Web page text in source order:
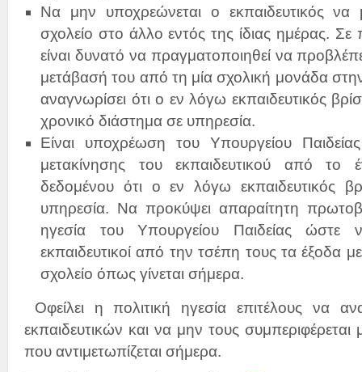
Να μην υποχρεώνεται ο εκπαιδευτικός να
σχολείο στο άλλο εντός της ίδιας ημέρας.
είναι δυνατό να πραγματοποιηθεί να
μετάβασή του από τη μία σχολική μονάδα
αναγνωρίσει ότι ο εν λόγω εκπαιδευτικός
χρονικό διάστημα σε υπηρεσία.
Είναι υποχρέωση του Υπουργείου
μετακίνησης του εκπαιδευτικού από το
δεδομένου ότι ο εν λόγω εκπαιδευτικός
υπηρεσία. Να προκύψει απαραίτητη
ηγεσία του Υπουργείου Παιδείας
εκπαιδευτικοί από την τσέπη τους τα έξοδα
σχολείο όπως γίνεται σήμερα.
Οφείλει η πολιτική ηγεσία επιτέλους να
εκπαιδευτικών και να μην τους
που αντιμετωπίζεται σήμερα.